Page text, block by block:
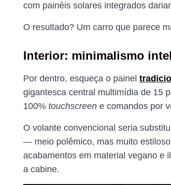
com painéis solares integrados
O resultado? Um carro que parece
Interior: minimalismo
Por dentro, esqueça o painel
gigantesca central multimídia de 15
100% touchscreen e comandos por
O volante convencional seria
— meio polêmico, mas muito
acabamentos em material vegano e
a cabine.